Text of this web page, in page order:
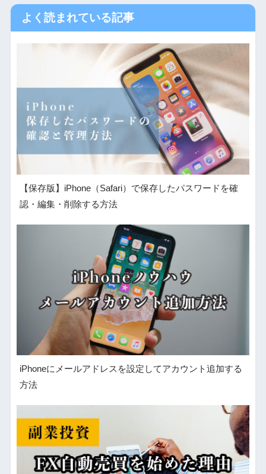
よく読まれている記事
【保存版】iPhone（Safari）で保存したパスワードを確
認・編集・削除する方法
iPhoneにメールアドレスを設定してアカウント追加する
方法